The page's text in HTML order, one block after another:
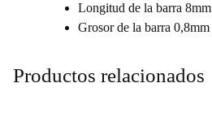
Longitud de la barra 8mm
Grosor de la barra 0,8mm
Productos relacionados